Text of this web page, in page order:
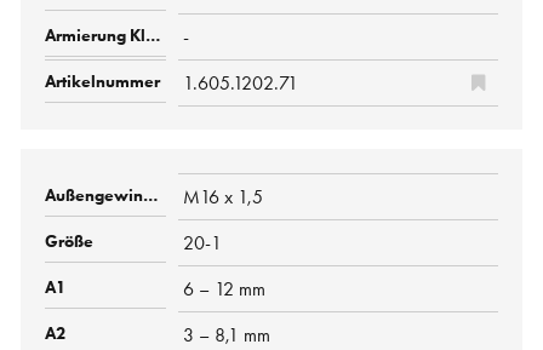
-
1.605.1202.71
M16 x 1,5
20-1
6 – 12 mm
3 – 8,1 mm